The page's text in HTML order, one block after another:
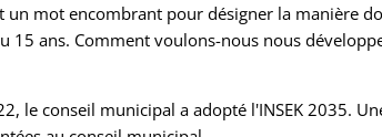
un mot encombrant pour désigner la manière
15 ans. Comment voulons-nous nous
le conseil municipal a adopté l'INSEK 2035.